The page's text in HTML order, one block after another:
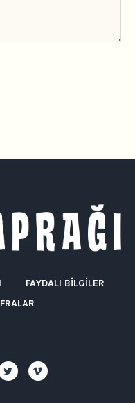
FAYDALI BILGILER